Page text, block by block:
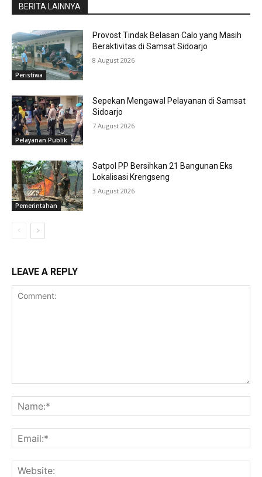
BERITA LAINNYA
Peristiwa
Provost Tindak Belasan Calo yang Masih
Beraktivitas di Samsat Sidoarjo
8 August 2026
Pelayanan Publik
Sepekan Mengawal Pelayanan di Samsat
Sidoarjo
7 August 2026
Pemerintahan
Satpol PP Bersihkan 21 Bangunan Eks
Lokalisasi Krengseng
3 August 2026
LEAVE A REPLY